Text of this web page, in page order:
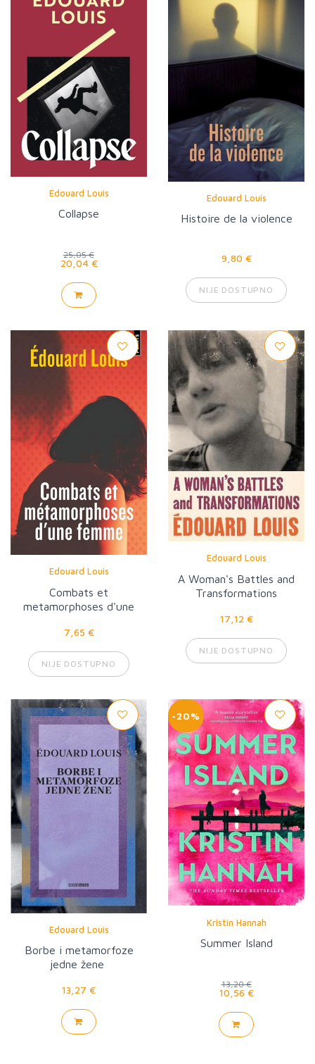
Edouard Louis
Collapse
25,05 €
20,04 €
Edouard Louis
Histoire de la violence
9,80 €
NIJE DOSTUPNO
Edouard Louis
Combats et
metamorphoses d'une
7,65 €
NIJE DOSTUPNO
Edouard Louis
A Woman's Battles and
Transformations
17,12 €
NIJE DOSTUPNO
Edouard Louis
Borbe i metamorfoze
jedne žene
13,27 €
-20%
Kristin Hannah
Summer Island
13,20 €
10,56 €